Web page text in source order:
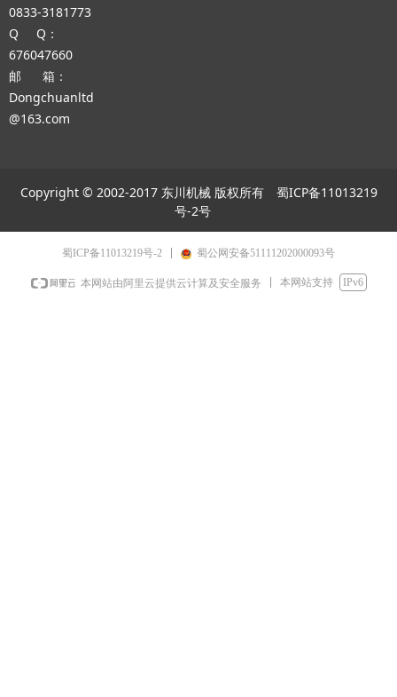
0833-3181773
Q Q：
676047660
邮 箱：
Dongchuanltd
@163.com
Copyright © 2002-2017 东川机械 版权所有 蜀ICP备11013219
号-2号
蜀ICP备11013219号-2 蜀公网安备51111202000093号
本网站由阿里云提供云计算及安全服务 本网站支持 IPv6